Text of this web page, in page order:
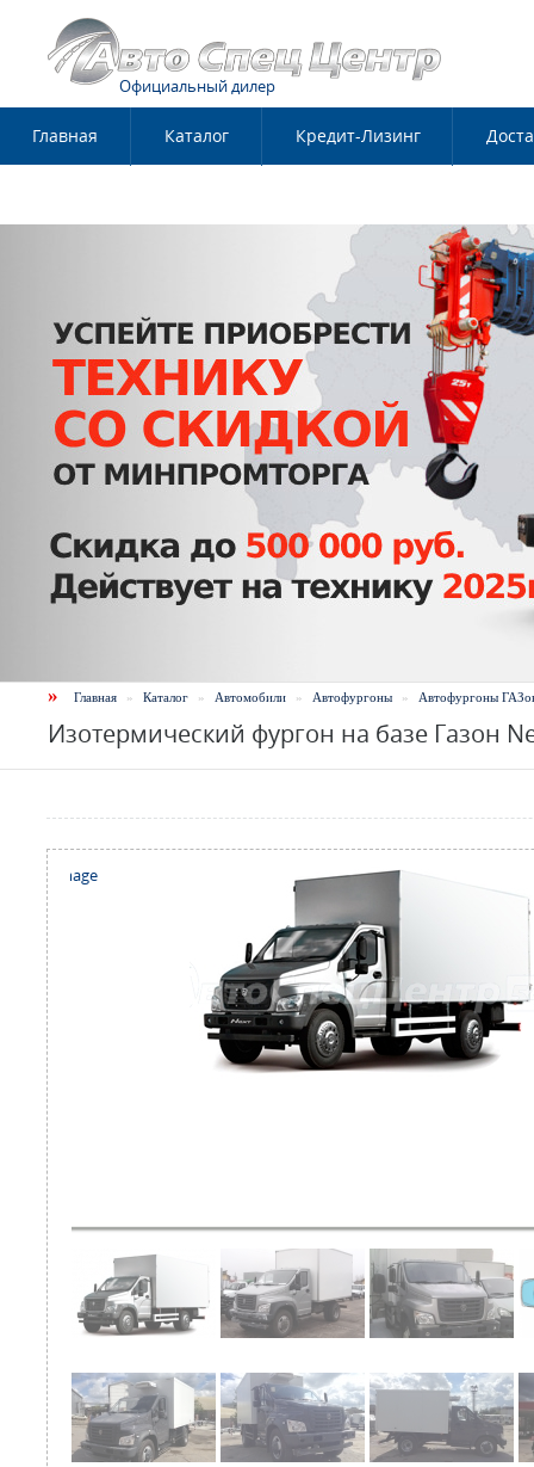
Официальный дилер
Главная Каталог Кредит-Лизинг
» Главная » Каталог » Автомобили » Автофургоны » Автофургоны
Изотермический фургон на базе Газон
the full image